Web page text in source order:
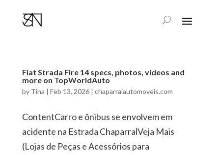
Fiat Strada Fire 14 specs, photos, videos and
more on TopWorldAuto
by Tina | Feb 13, 2026| chaparralautomoveis.com
ContentCarro e ônibus se envolvem em
acidente na Estrada ChaparralVeja Mais
(Lojas de Peças e Acessórios para